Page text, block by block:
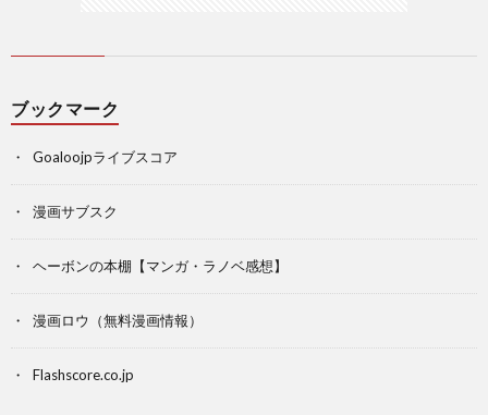
ブックマーク
Goaloojpライブスコア
漫画サブスク
ヘーボンの本棚【マンガ・ラノベ感想】
漫画ロウ（無料漫画情報）
Flashscore.co.jp